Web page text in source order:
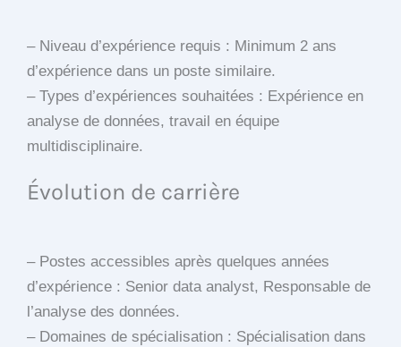
– Niveau d’expérience requis : Minimum 2 ans
d’expérience dans un poste similaire.
– Types d’expériences souhaitées : Expérience en
analyse de données, travail en équipe
multidisciplinaire.
Évolution de carrière
– Postes accessibles après quelques années
d’expérience : Senior data analyst, Responsable de
l’analyse des données.
– Domaines de spécialisation : Spécialisation dans